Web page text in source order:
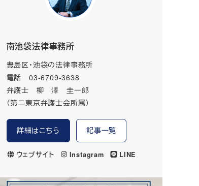
南池袋法律事務所
豊島区・池袋の法律事務所
電話 03-6709-3638
弁護士 柳 澤 圭一郎
（第二東京弁護士会所属）
詳細はこちら 記事一覧
ウェブサイト Instagram LINE